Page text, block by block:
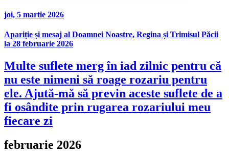
joi, 5 martie 2026
Apariție și mesaj al Doamnei Noastre, Regina și Trimisul Păcii
la 28 februarie 2026
Multe suflete merg în iad zilnic pentru că
nu este nimeni să roage rozariu pentru
ele. Ajută-mă să previn aceste suflete de a
fi osândite prin rugarea rozariului meu
fiecare zi
februarie 2026